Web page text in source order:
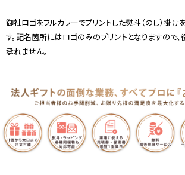
御社ロゴをフルカラーでプリントした熨斗（のし）掛け
す。記名箇所にはロゴのみのプリントとなりますので
承れません。